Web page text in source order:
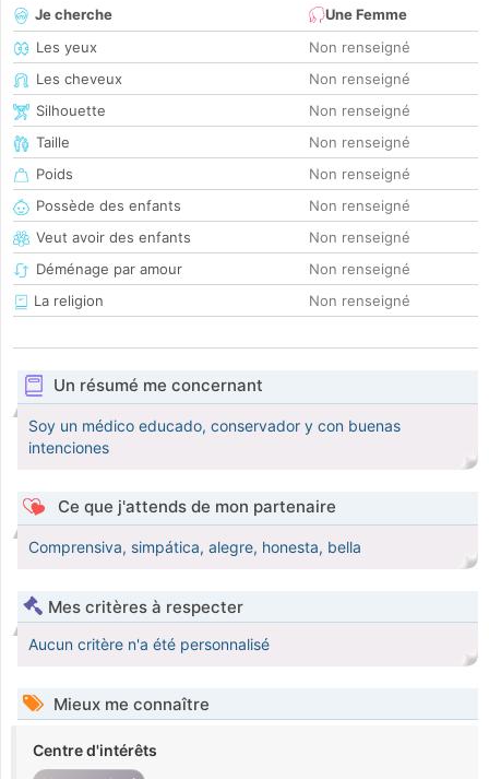
Je cherche
Une Femme
Les yeux
Non renseigné
Les cheveux
Non renseigné
Silhouette
Non renseigné
Taille
Non renseigné
Poids
Non renseigné
Possède des enfants
Non renseigné
Veut avoir des enfants
Non renseigné
Déménage par amour
Non renseigné
La religion
Non renseigné
Un résumé me concernant
Soy un médico educado, conservador y con buenas
intenciones
Ce que j'attends de mon partenaire
Comprensiva, simpática, alegre, honesta, bella
Mes critères à respecter
Aucun critère n'a été personnalisé
Mieux me connaître
Centre d'intérêts